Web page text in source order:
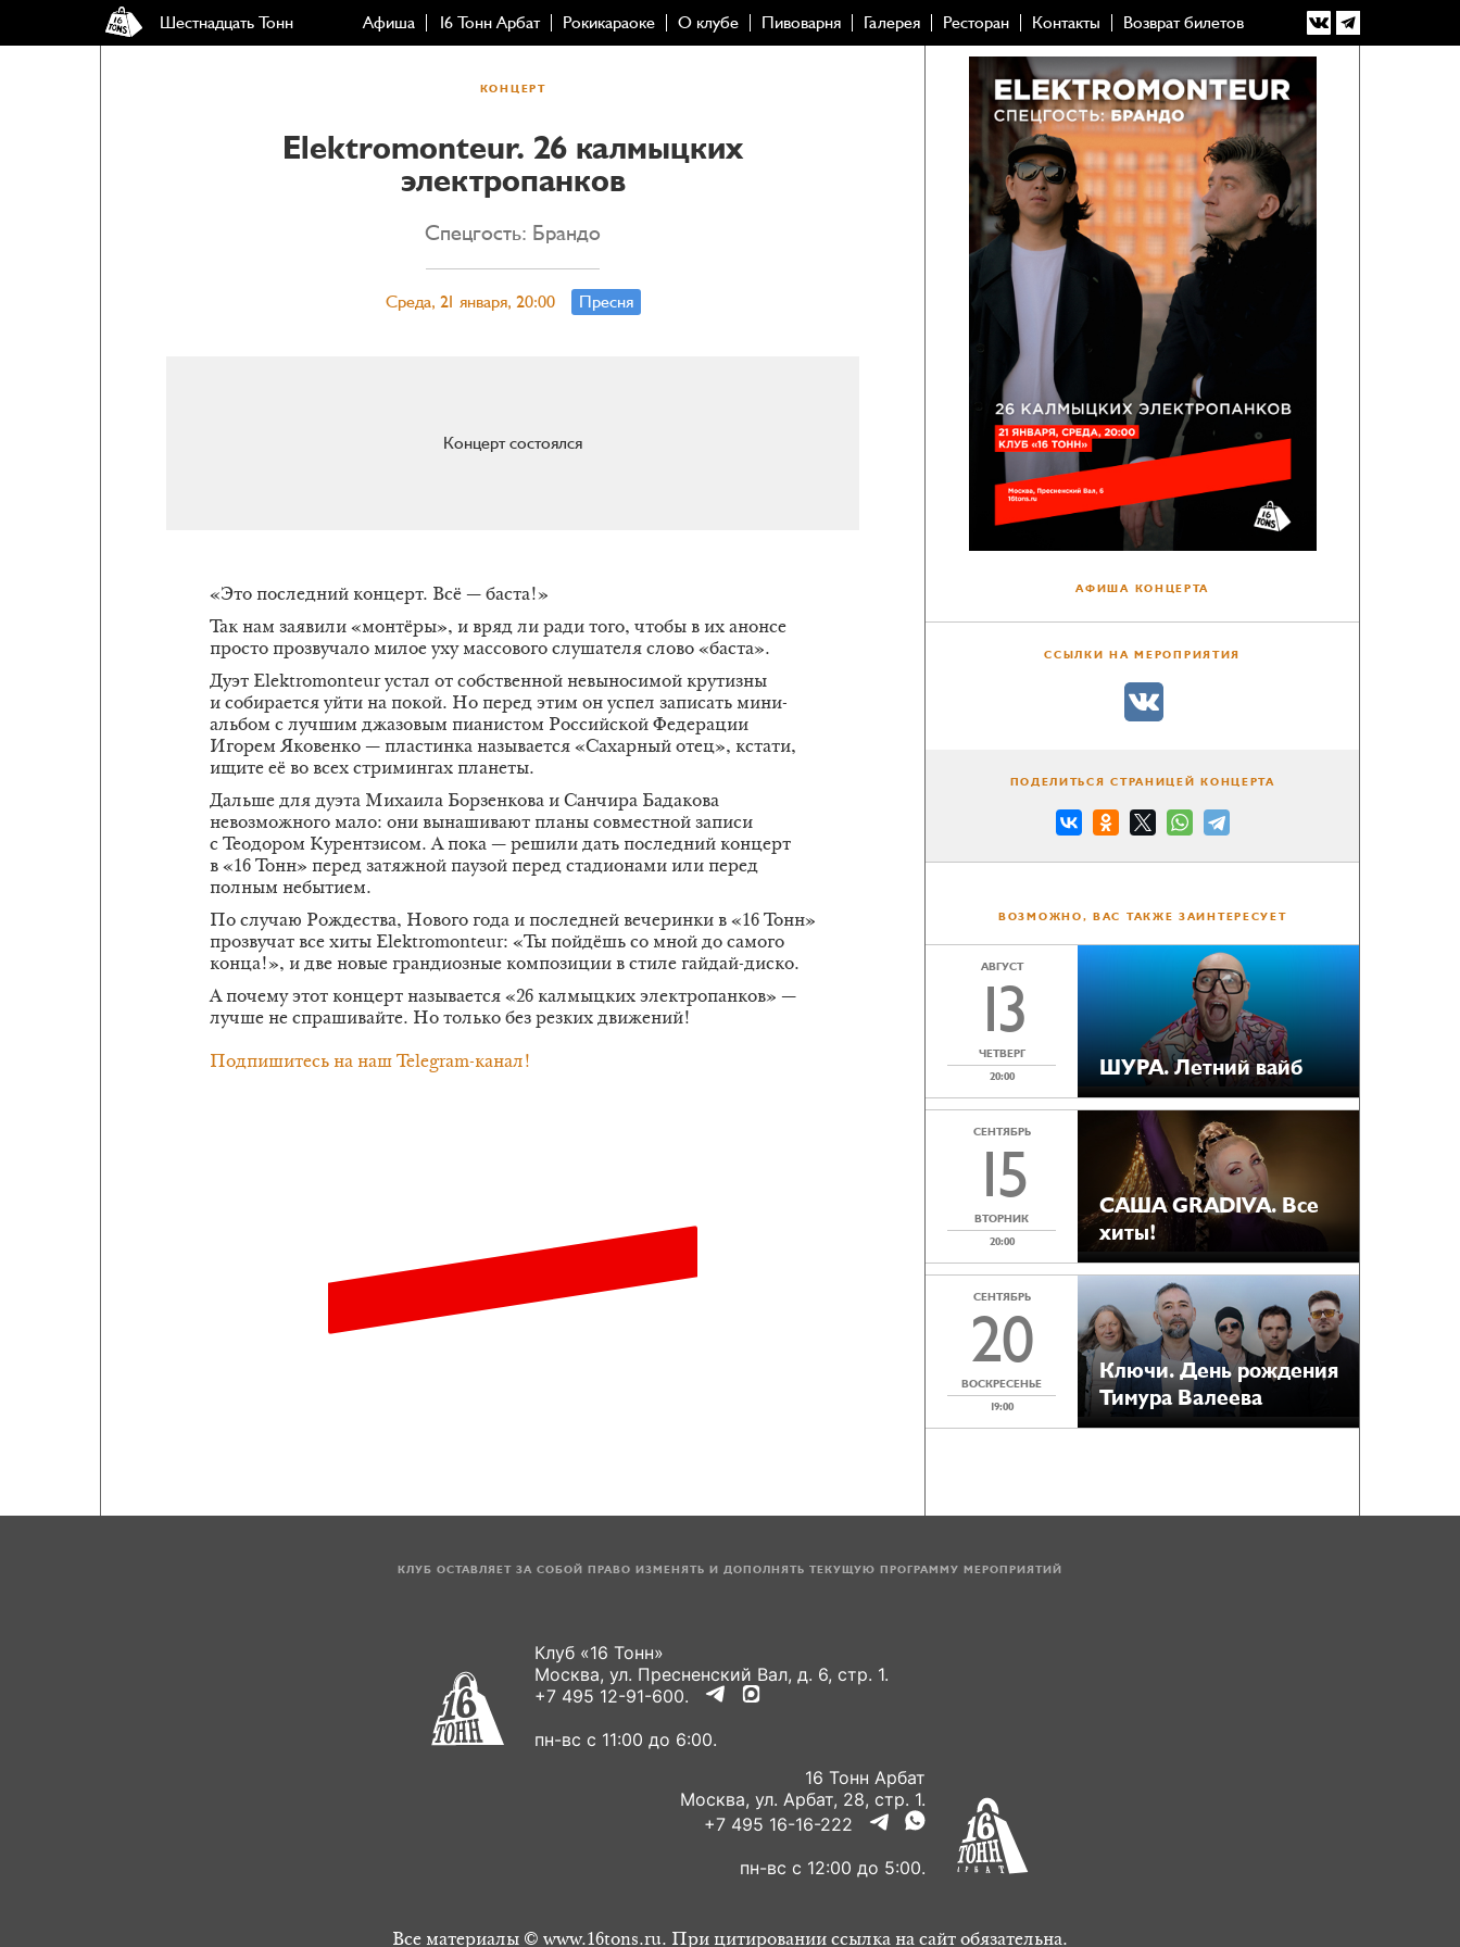
Шестнадцать Тонн Афиша 16 Тонн Арбат Рокикараоке О клубе Пивоварня Галерея Ресторан Контакты Возврат билетов
КОНЦЕРТ
Elektromonteur. 26 калмыцких
электропанков
Спецгость: Брандо
Среда, 21 января, 20:00 Пресня
Концерт состоялся
«Это последний концерт. Всё — баста!»
Так нам заявили «монтёры», и вряд ли ради того, чтобы в их анонсе
просто прозвучало милое уху массового слушателя слово «баста».
Дуэт Elektromonteur устал от собственной невыносимой крутизны
и собирается уйти на покой. Но перед этим он успел записать мини-
альбом с лучшим джазовым пианистом Российской Федерации
Игорем Яковенко — пластинка называется «Сахарный отец», кстати,
ищите её во всех стримингах планеты.
Дальше для дуэта Михаила Борзенкова и Санчира Бадакова
невозможного мало: они вынашивают планы совместной записи
с Теодором Курентзисом. А пока — решили дать последний концерт
в «16 Тонн» перед затяжной паузой перед стадионами или перед
полным небытием.
По случаю Рождества, Нового года и последней вечеринки в «16 Тонн»
прозвучат все хиты Elektromonteur: «Ты пойдёшь со мной до самого
конца!», и две новые грандиозные композиции в стиле гайдай-диско.
А почему этот концерт называется «26 калмыцких электропанков» —
лучше не спрашивайте. Но только без резких движений!
Подпишитесь на наш Telegram-канал!
АФИША КОНЦЕРТА
ССЫЛКИ НА МЕРОПРИЯТИЯ
ПОДЕЛИТЬСЯ СТРАНИЦЕЙ КОНЦЕРТА
ВОЗМОЖНО, ВАС ТАКЖЕ ЗАИНТЕРЕСУЕТ
АВГУСТ
13
ЧЕТВЕРГ
20:00
ШУРА. Летний вайб
СЕНТЯБРЬ
15
ВТОРНИК
20:00
САША GRADIVA. Все
хиты!
СЕНТЯБРЬ
20
ВОСКРЕСЕНЬЕ
19:00
Ключи. День рождения
Тимура Валеева
КЛУБ ОСТАВЛЯЕТ ЗА СОБОЙ ПРАВО ИЗМЕНЯТЬ И ДОПОЛНЯТЬ ТЕКУЩУЮ ПРОГРАММУ МЕРОПРИЯТИЙ
Клуб «16 Тонн»
Москва, ул. Пресненский Вал, д. 6, стр. 1.
+7 495 12-91-600.
пн-вс с 11:00 до 6:00.
16 Тонн Арбат
Москва, ул. Арбат, 28, стр. 1.
+7 495 16-16-222
пн-вс с 12:00 до 5:00.
Все материалы © www.16tons.ru. При цитировании ссылка на сайт обязательна.